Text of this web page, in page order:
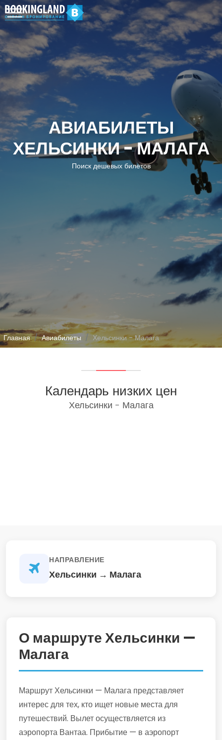
АВИАБИЛЕТЫ
ХЕЛЬСИНКИ - МАЛАГА
Поиск дешевых билетов
Главная Авиабилеты Хельсинки - Малага
Календарь низких цен
Хельсинки - Малага
НАПРАВЛЕНИЕ
Хельсинки → Малага
О маршруте Хельсинки —
Малага
Маршрут Хельсинки — Малага представляет
интерес для тех, кто ищет новые места для
путешествий. Вылет осуществляется из
аэропорта Вантаа. Прибытие — в аэропорт